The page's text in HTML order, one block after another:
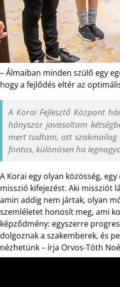
– Álmaiban minden szülő egy
hogy a fejlődés eltér az
A Korai Fejlesztő Központ
hányszor javasoltam
mert tudtam, ott szakmailag
fontos, különösen ha
A Korai egy olyan közösség,
misszió kifejezést. Aki missziót
amin addig nem jártak, olyan
szemléletet honosít meg, ami
képződmény: egyszerre
dolgoznak a szakemberek, és
nézhetünk – írja Orvos-Tóth